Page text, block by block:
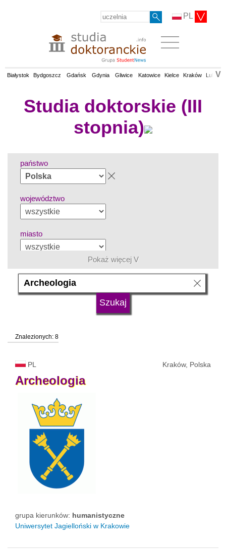
PL
Białystok Bydgoszcz Gdańsk Gdynia Gliwice Katowice Kielce Kraków Lublin
V
Studia doktorskie (III
stopnia)
państwo
województwo
miasto
grupa kierunków
typ uczelni
status uczelni
Pokaż więcej V
Znalezionych: 8
PL Kraków, Polska
Archeologia
grupa kierunków: humanistyczne
Uniwersytet Jagielloński w Krakowie